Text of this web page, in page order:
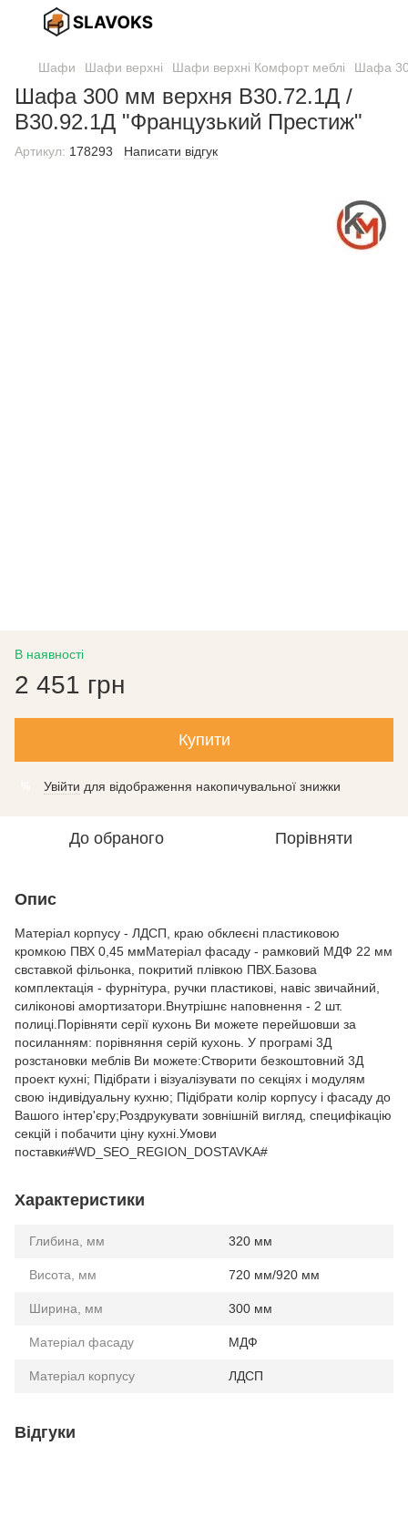
Шафи Шафи верхні Шафи верхні Комфорт меблі Шафа
Шафа 300 мм верхня В30.72.1Д /
В30.92.1Д "Французький Престиж"
Артикул: 178293 Написати відгук
В наявності
2 451 грн
Купити
Увійти для відображення накопичувальної знижки
До обраного Порівняти
Опис
Матеріал корпусу - ЛДСП, краю обклеєні пластиковою
кромкою ПВХ 0,45 ммМатеріал фасаду - рамковий МДФ 22 мм
свставкой фільонка, покритий плівкою ПВХ.Базова
комплектація - фурнітура, ручки пластикові, навіс звичайний,
силіконові амортизатори.Внутрішнє наповнення - 2 шт.
полиці.Порівняти серії кухонь Ви можете перейшовши за
посиланням: порівняння серій кухонь. У програмі 3Д
розстановки меблів Ви можете:Створити безкоштовний 3Д
проект кухні; Підібрати і візуалізувати по секціях і модулям
свою індивідуальну кухню; Підібрати колір корпусу і фасаду до
Вашого інтер'єру;Роздрукувати зовнішній вигляд, специфікацію
секцій і побачити ціну кухні.Умови
поставки#WD_SEO_REGION_DOSTAVKA#
Характеристики
Глибина, мм 320 мм
Висота, мм 720 мм/920 мм
Ширина, мм 300 мм
Матеріал фасаду МДФ
Матеріал корпусу ЛДСП
Відгуки